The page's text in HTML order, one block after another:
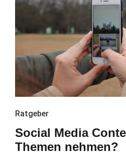
Ratgeber
Social Media
Themen nehmen?